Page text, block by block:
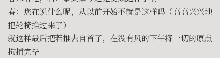
春：您在说什么呢，从以前开始不就是这样吗（高高兴兴地
把轮椅推过来了）
就这样最后把若推去自首了，在没有风的下午将一切的原点
拘捕完毕